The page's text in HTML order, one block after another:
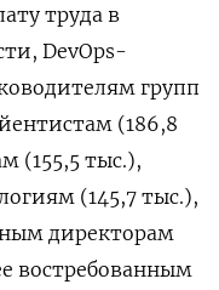
труда в
DevOps-
групп
(186,8
(155,5 тыс.),
(145,7 тыс.),
директорам
востребованным